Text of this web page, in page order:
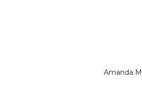
Amanda